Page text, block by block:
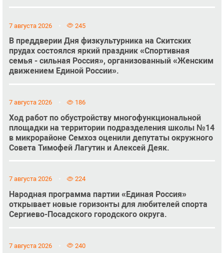
7 августа 2026 245
В преддверии Дня физкультурника на Скитских
прудах состоялся яркий праздник «Спортивная
семья - сильная Россия», организованный «Женским
движением Единой России».
7 августа 2026 186
Ход работ по обустройству многофункциональной
площадки на территории подразделения школы №14
в микрорайоне Семхоз оценили депутаты окружного
Совета Тимофей Лагутин и Алексей Деяк.
7 августа 2026 224
Народная программа партии «Единая Россия»
открывает новые горизонты для любителей спорта
Сергиево-Посадского городского округа.
7 августа 2026 240